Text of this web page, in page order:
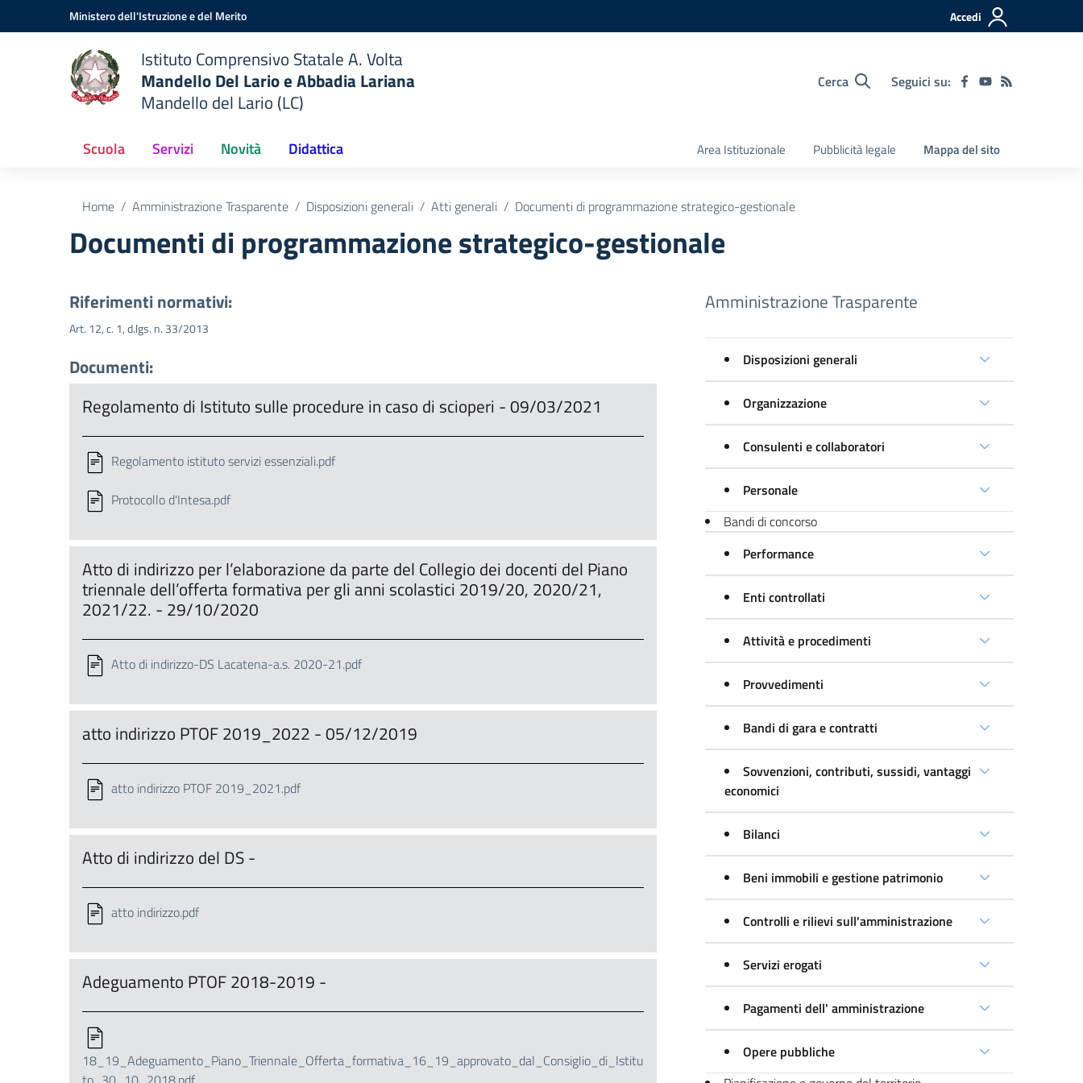
Vai ai contenuti
Vai al menu di navigazioneMinistero dell'Istruzione e del Merito Accedi
Istituto Comprensivo Statale A. Volta
Mandello Del Lario e Abbadia Lariana
Mandello del Lario (LC)
Cerca Seguici su:
Scuola Servizi Novità Didattica Area Istituzionale Pubblicità legale Mappa del sito
Home Amministrazione Trasparente Disposizioni generali Atti generali Documenti di programmazione strategico-gestionale
Documenti di programmazione strategico-gestionale
Riferimenti normativi:
Art. 12, c. 1, d.lgs. n. 33/2013
Documenti:
Regolamento di Istituto sulle procedure in caso di scioperi - 09/03/2021
Regolamento istituto servizi essenziali.pdf
Protocollo d'Intesa.pdf
Atto di indirizzo per l’elaborazione da parte del Collegio dei docenti del Piano
triennale dell’offerta formativa per gli anni scolastici 2019/20, 2020/21,
2021/22. - 29/10/2020
Atto di indirizzo-DS Lacatena-a.s. 2020-21.pdf
atto indirizzo PTOF 2019_2022 - 05/12/2019
atto indirizzo PTOF 2019_2021.pdf
Atto di indirizzo del DS -
atto indirizzo.pdf
Adeguamento PTOF 2018-2019 -
18_19_Adeguamento_Piano_Triennale_Offerta_formativa_16_19_approvato_dal_Consiglio_di_Istitu
Amministrazione Trasparente
Disposizioni generali
Organizzazione
Consulenti e collaboratori
Personale
Bandi di concorso
Performance
Enti controllati
Attività e procedimenti
Provvedimenti
Bandi di gara e contratti
Sovvenzioni, contributi, sussidi, vantaggi
economici
Bilanci
Beni immobili e gestione patrimonio
Controlli e rilievi sull'amministrazione
Servizi erogati
Pagamenti dell' amministrazione
Opere pubbliche